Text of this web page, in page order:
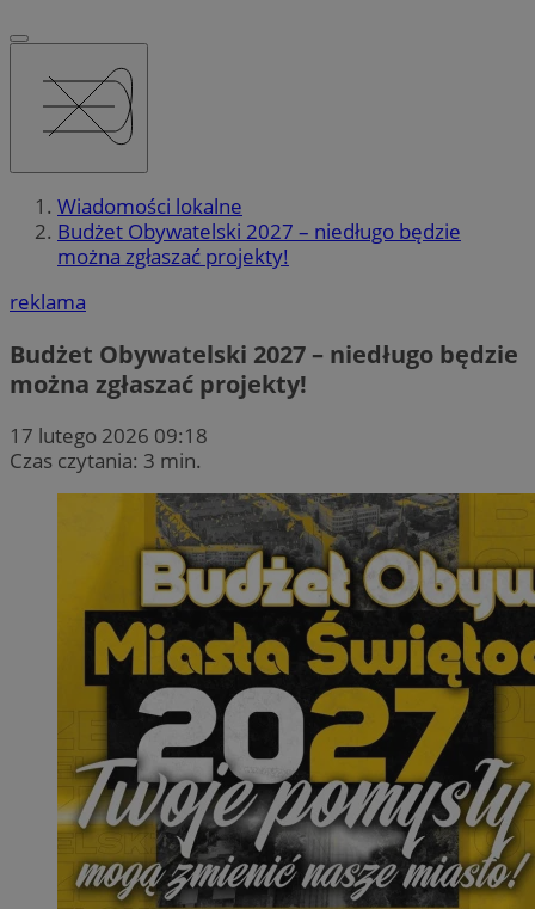
Wiadomości lokalne
Budżet Obywatelski 2027 – niedługo będzie
można zgłaszać projekty!
reklama
Budżet Obywatelski 2027 – niedługo będzie
można zgłaszać projekty!
17 lutego 2026 09:18
Czas czytania: 3 min.